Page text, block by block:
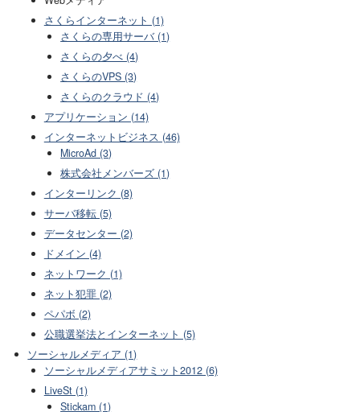
さくらインターネット (1)
さくらの専用サーバ (1)
さくらの夕べ (4)
さくらのVPS (3)
さくらのクラウド (4)
アプリケーション (14)
インターネットビジネス (46)
MicroAd (3)
株式会社メンバーズ (1)
インターリンク (8)
サーバ移転 (5)
データセンター (2)
ドメイン (4)
ネットワーク (1)
ネット犯罪 (2)
ペパボ (2)
公職選挙法とインターネット (5)
ソーシャルメディア (1)
ソーシャルメディアサミット2012 (6)
LiveSt (1)
Stickam (1)